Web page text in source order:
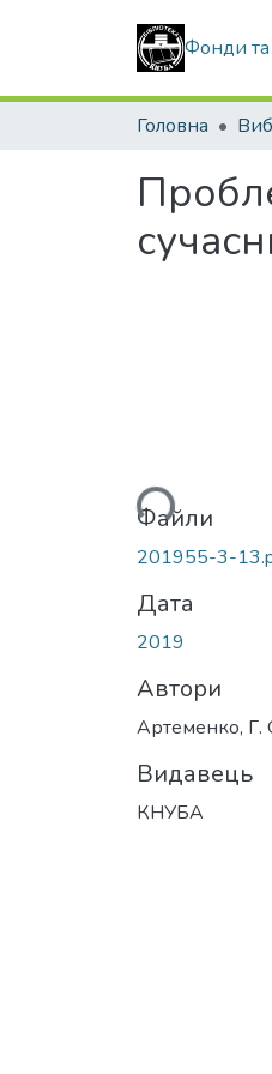
Фонди та
Головна
Вантажиться...Файли
201955-3-
Дата
2019
Автори
Артеменко, Г.
Видавець
КНУБА